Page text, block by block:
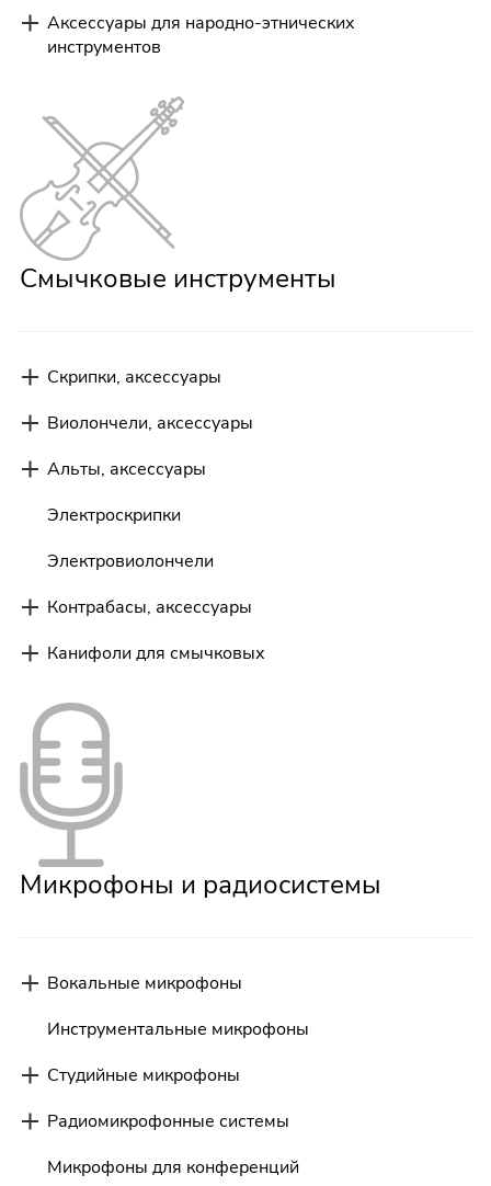
Аксессуары для народно-этнических
инструментов
Смычковые инструменты
Скрипки, аксессуары
Виолончели, аксессуары
Альты, аксессуары
Электроскрипки
Электровиолончели
Контрабасы, аксессуары
Канифоли для смычковых
Микрофоны и радиосистемы
Вокальные микрофоны
Инструментальные микрофоны
Студийные микрофоны
Радиомикрофонные системы
Микрофоны для конференций